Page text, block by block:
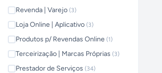
Revenda | Varejo (3)
Loja Online | Aplicativo (3)
Produtos p/ Revendas Online (1)
Terceirização | Marcas Próprias (3)
Prestador de Serviços (34)